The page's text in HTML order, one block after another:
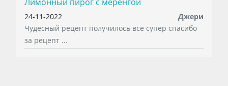
24-11-2022
Джери
Чудесный рецепт получилось все супер спасибо
за рецепт ...